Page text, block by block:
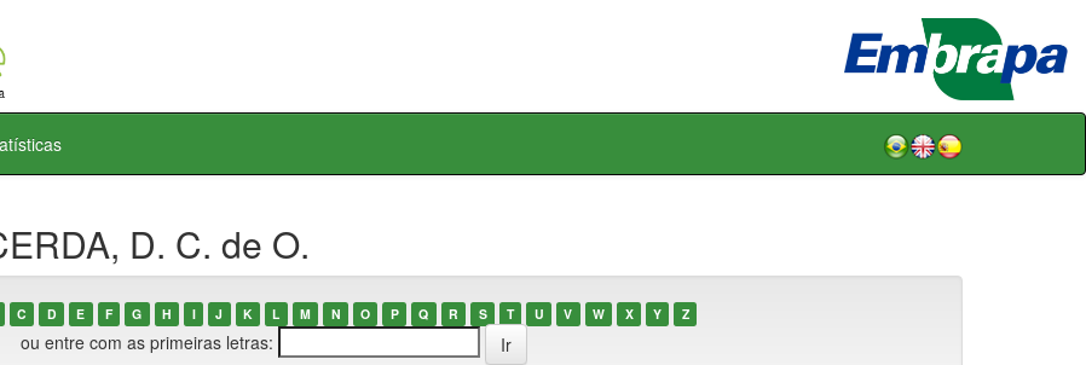
D. C. de O.
C D E F G H I J K L M N O P Q R S T U V W X Y Z
ou entre com as primeiras letras: